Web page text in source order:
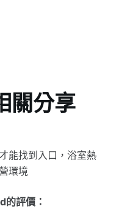
關分享
能找到入口，浴室熱
環境
評價：